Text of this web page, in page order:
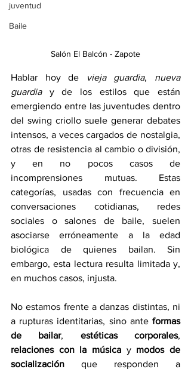
juventud
Baile
Salón El Balcón - Zapote
Hablar hoy de vieja guardia, nueva
guardia y de los estilos que están
emergiendo entre las juventudes dentro
del swing criollo suele generar debates
intensos, a veces cargados de nostalgia,
otras de resistencia al cambio o división,
y en no pocos casos de
incomprensiones mutuas. Estas
categorías, usadas con frecuencia en
conversaciones cotidianas, redes
sociales o salones de baile, suelen
asociarse erróneamente a la edad
biológica de quienes bailan. Sin
embargo, esta lectura resulta limitada y,
en muchos casos, injusta.
No estamos frente a danzas distintas, ni
a rupturas identitarias, sino ante formas
de bailar, estéticas corporales
relaciones con la música y modos de
socialización que responden a